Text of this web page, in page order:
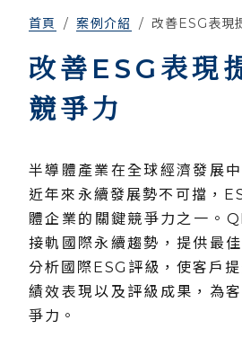
首頁 案例介紹 改善ESG表現
改善ESG表現
競爭力
半導體產業在全球經濟發展
近年來永續發展勢不可擋，
體企業的關鍵競爭力之一。
接軌國際永續趨勢，提供最
分析國際ESG評級，使客戶
績效表現以及評級成果，為
爭力。